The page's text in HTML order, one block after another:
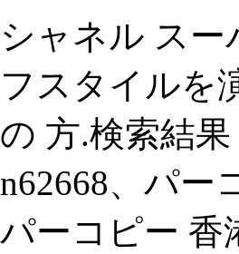
シャネル スー
フスタイルを
の 方.検索結
n62668、パー
パーコピー 香